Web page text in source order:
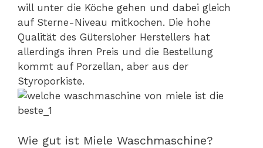
will unter die Köche gehen und dabei gleich
auf Sterne-Niveau mitkochen. Die hohe
Qualität des Gütersloher Herstellers hat
allerdings ihren Preis und die Bestellung
kommt auf Porzellan, aber aus der
Styroporkiste.
Wie gut ist Miele Waschmaschine?